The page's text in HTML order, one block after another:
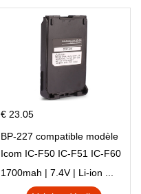
€ 23.05
BP-227 compatible modèle
Icom IC-F50 IC-F51 IC-F60
IC-F61 IC-M87
1700mah | 7.4V | Li-ion ...